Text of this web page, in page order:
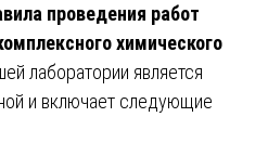
проведения работ
химического
лаборатории является
и включает следующие